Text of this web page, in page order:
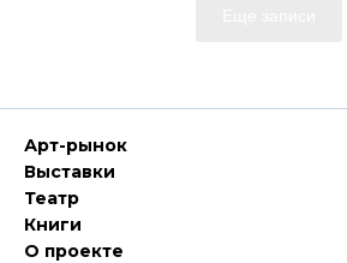
Арт-рынок
Выставки
Театр
Книги
О проекте